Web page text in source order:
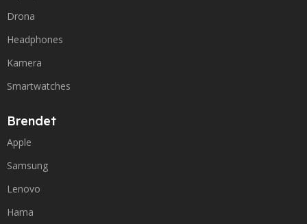
Drona
Headphones
Kamera
Smartwatches
Brendet
Apple
Samsung
Lenovo
Hama